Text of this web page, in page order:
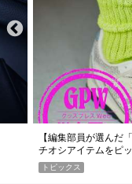
「買って損なし」の
AWARD】
トピックス